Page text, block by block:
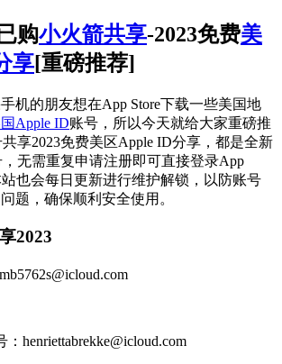
购小火箭共享-2023免费美
享[重磅推荐]
机的朋友想在App Store下载一些美国地
Apple ID账号，所以今天就给大家重磅推
享2023免费美区Apple ID分享，都是全新
无需重复申请注册即可直接登录App
站也会每日更新进行维护解锁，以防账号
题，确保顺利安全使用。
2023
henriettabrekke@icloud.com